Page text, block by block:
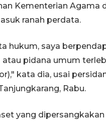
Kementerian Agama
ranah perdata.
hukum, saya
atau pidana umum
kata dia, usai
Rabu.
yang